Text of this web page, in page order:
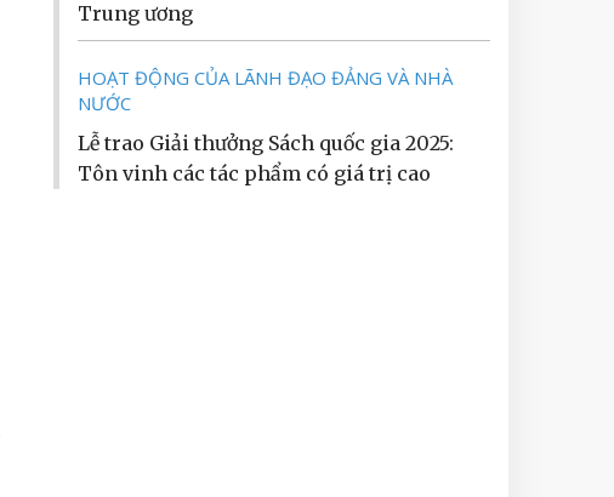
Trung ương
HOẠT ĐỘNG CỦA LÃNH ĐẠO ĐẢNG VÀ NHÀ
NƯỚC
Lễ trao Giải thưởng Sách quốc gia 2025:
Tôn vinh các tác phẩm có giá trị cao